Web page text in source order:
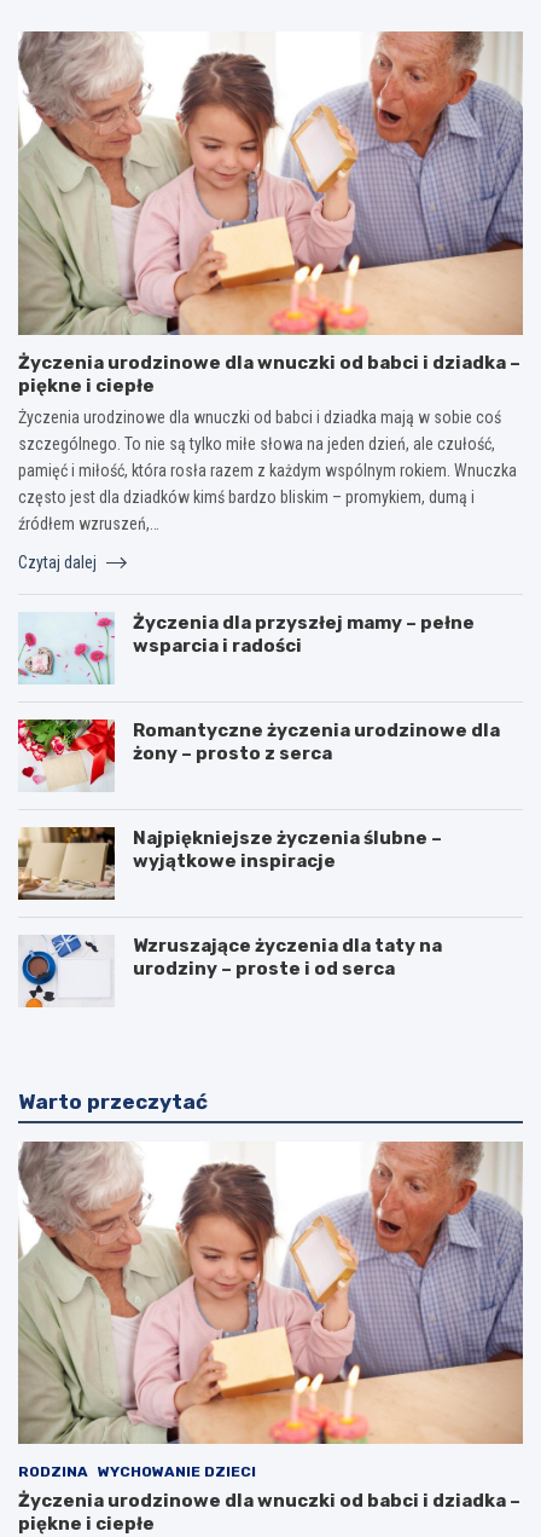
Życzenia urodzinowe dla wnuczki od babci i dziadka –
piękne i ciepłe
Życzenia urodzinowe dla wnuczki od babci i dziadka mają w sobie coś
szczególnego. To nie są tylko miłe słowa na jeden dzień, ale czułość,
pamięć i miłość, która rosła razem z każdym wspólnym rokiem. Wnuczka
często jest dla dziadków kimś bardzo bliskim – promykiem, dumą i
źródłem wzruszeń,…
Czytaj dalej
Życzenia dla przyszłej mamy – pełne
wsparcia i radości
Romantyczne życzenia urodzinowe dla
żony – prosto z serca
Najpiękniejsze życzenia ślubne –
wyjątkowe inspiracje
Wzruszające życzenia dla taty na
urodziny – proste i od serca
Warto przeczytać
RODZINA WYCHOWANIE DZIECI
Życzenia urodzinowe dla wnuczki od babci i dziadka –
piękne i ciepłe